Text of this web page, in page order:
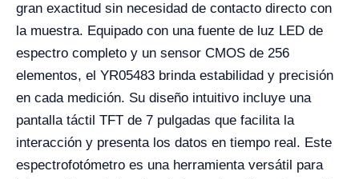
gran exactitud sin necesidad de contacto directo con
la muestra. Equipado con una fuente de luz LED de
espectro completo y un sensor CMOS de 256
elementos, el YR05483 brinda estabilidad y precisión
en cada medición. Su diseño intuitivo incluye una
pantalla táctil TFT de 7 pulgadas que facilita la
interacción y presenta los datos en tiempo real. Este
espectrofotómetro es una herramienta versátil para